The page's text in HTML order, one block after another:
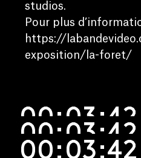
studios.
Pour plus
https://
exposition/la-foret/
00:03:42
00:03:42
00:03:42